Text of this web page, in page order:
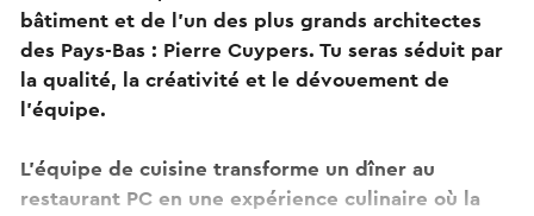
bâtiment et de l’un des plus grands architectes
des Pays-Bas : Pierre Cuypers. Tu seras séduit par
la qualité, la créativité et le dévouement de
l’équipe.
L'équipe de cuisine transforme un dîner au
restaurant PC en une expérience culinaire où la